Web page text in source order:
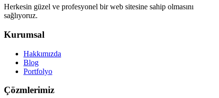
Herkesin güzel ve profesyonel bir web sitesine sahip olmasını
sağlıyoruz.
Kurumsal
Hakkımızda
Blog
Portfolyo
Çözmlerimiz